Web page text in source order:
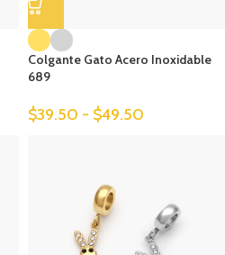
Colgante Gato Acero Inoxidable
689
$39.50 - $49.50